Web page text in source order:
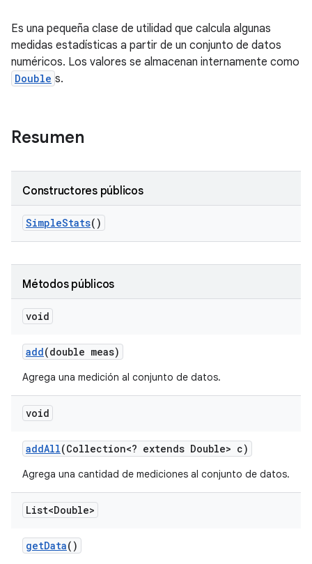
Es una pequeña clase de utilidad que calcula algunas
medidas estadísticas a partir de un conjunto de datos
numéricos. Los valores se almacenan internamente como
Double s.
Resumen
Constructores públicos
SimpleStats()
Métodos públicos
void
add(double meas)
Agrega una medición al conjunto de datos.
void
addAll(Collection<? extends Double> c)
Agrega una cantidad de mediciones al conjunto de datos.
List<Double>
getData()